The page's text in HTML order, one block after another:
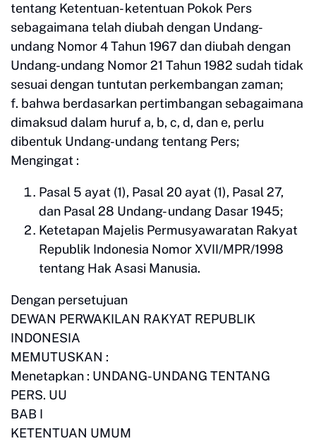
tentang Ketentuan- ketentuan Pokok Pers
sebagaimana telah diubah dengan Undang-
undang Nomor 4 Tahun 1967 dan diubah dengan
Undang-undang Nomor 21 Tahun 1982 sudah tidak
sesuai dengan tuntutan perkembangan zaman;
f. bahwa berdasarkan pertimbangan sebagaimana
dimaksud dalam huruf a, b, c, d, dan e, perlu
dibentuk Undang-undang tentang Pers;
Mengingat :
Pasal 5 ayat (1), Pasal 20 ayat (1), Pasal 27,
dan Pasal 28 Undang- undang Dasar 1945;
Ketetapan Majelis Permusyawaratan Rakyat
Republik Indonesia Nomor XVII/MPR/1998
tentang Hak Asasi Manusia.
Dengan persetujuan
DEWAN PERWAKILAN RAKYAT REPUBLIK
INDONESIA
MEMUTUSKAN :
Menetapkan : UNDANG-UNDANG TENTANG
PERS. UU
BAB I
KETENTUAN UMUM